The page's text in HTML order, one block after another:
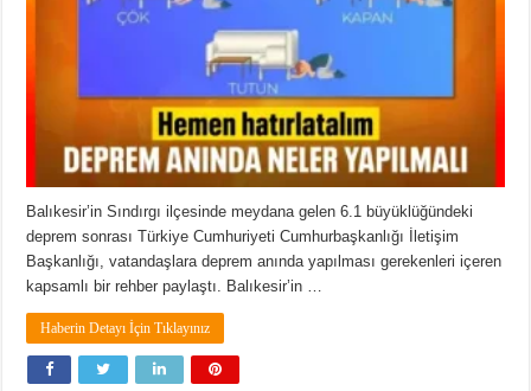
Balıkesir’in Sındırgı ilçesinde meydana gelen 6.1 büyüklüğündeki
deprem sonrası Türkiye Cumhuriyeti Cumhurbaşkanlığı İletişim
Başkanlığı, vatandaşlara deprem anında yapılması gerekenleri içeren
kapsamlı bir rehber paylaştı. Balıkesir’in …
Haberin Detayı İçin Tıklayınız